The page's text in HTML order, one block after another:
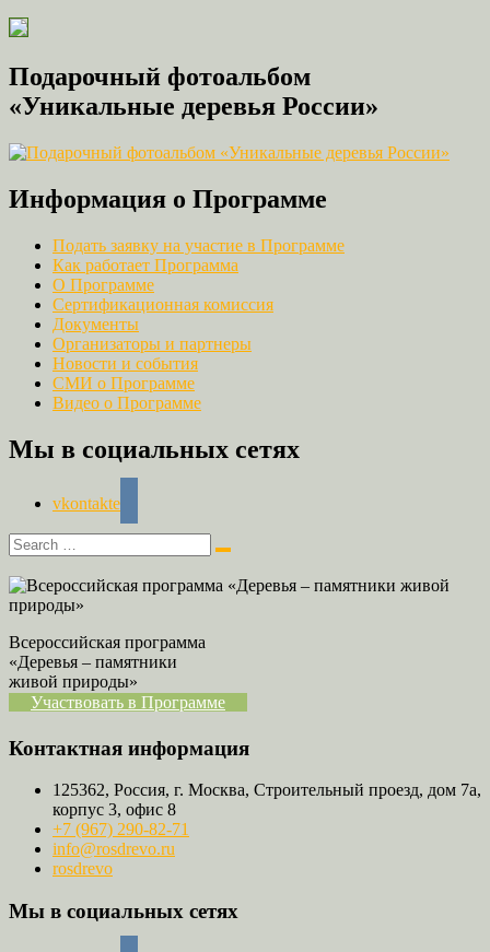
Подарочный фотоальбом
«Уникальные деревья России»
Информация о Программе
Подать заявку на участие в Программе
Как работает Программа
О Программе
Сертификационная комиссия
Документы
Организаторы и партнеры
Новости и события
СМИ о Программе
Видео о Программе
Мы в социальных сетях
vkontakte
Всероссийская программа
«Деревья – памятники
живой природы»
Участвовать в Программе
Контактная информация
125362, Россия, г. Москва, Строительный проезд, дом 7а,
корпус 3, офис 8
+7 (967) 290-82-71
info@rosdrevo.ru
rosdrevo
Мы в социальных сетях